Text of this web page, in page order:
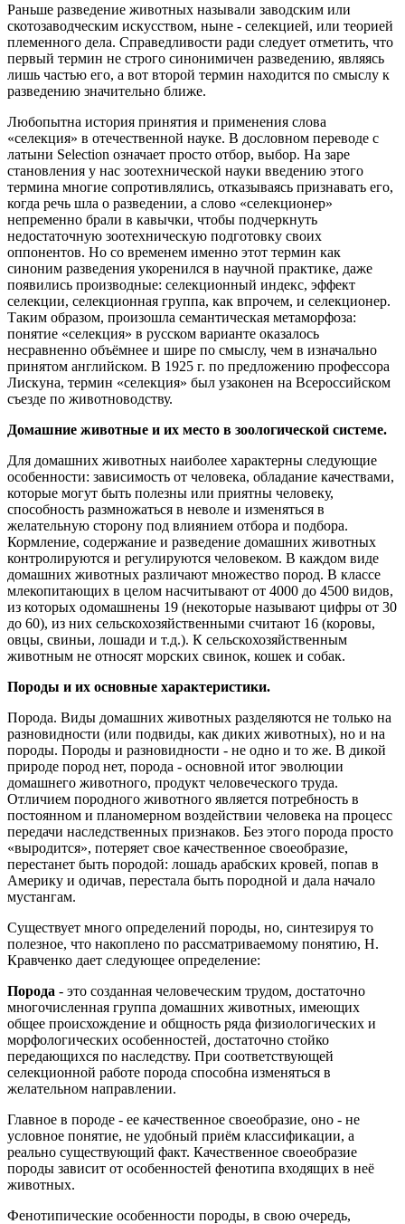
Раньше разведение животных называли заводским или
скотозаводческим искусством, ныне - селекцией, или теорией
племенного дела. Справедливости ради следует отметить, что
первый термин не строго синонимичен разведению, являясь
лишь частью его, а вот второй термин находится по смыслу к
разведению значительно ближе.
Любопытна история принятия и применения слова
«селекция» в отечественной науке. В дословном переводе с
латыни Selection означает просто отбор, выбор. На заре
становления у нас зоотехнической науки введению этого
термина многие сопротивлялись, отказываясь признавать его,
когда речь шла о разведении, а слово «селекционер»
непременно брали в кавычки, чтобы подчеркнуть
недостаточную зоотехническую подготовку своих
оппонентов. Но со временем именно этот термин как
синоним разведения укоренился в научной практике, даже
появились производные: селекционный индекс, эффект
селекции, селекционная группа, как впрочем, и селекционер.
Таким образом, произошла семантическая метаморфоза:
понятие «селекция» в русском варианте оказалось
несравненно объёмнее и шире по смыслу, чем в изначально
принятом английском. В 1925 г. по предложению профессора
Лискуна, термин «селекция» был узаконен на Всероссийском
съезде по животноводству.
Домашние животные и их место в зоологической системе.
Для домашних животных наиболее характерны следующие
особенности: зависимость от человека, обладание качествами,
которые могут быть полезны или приятны человеку,
способность размножаться в неволе и изменяться в
желательную сторону под влиянием отбора и подбора.
Кормление, содержание и разведение домашних животных
контролируются и регулируются человеком. В каждом виде
домашних животных различают множество пород. В классе
млекопитающих в целом насчитывают от 4000 до 4500 видов,
из которых одомашнены 19 (некоторые называют цифры от 30
до 60), из них сельскохозяйственными считают 16 (коровы,
овцы, свиньи, лошади и т.д.). К сельскохозяйственным
животным не относят морских свинок, кошек и собак.
Породы и их основные характеристики.
Порода. Виды домашних животных разделяются не только на
разновидности (или подвиды, как диких животных), но и на
породы. Породы и разновидности - не одно и то же. В дикой
природе пород нет, порода - основной итог эволюции
домашнего животного, продукт человеческого труда.
Отличием породного животного является потребность в
постоянном и планомерном воздействии человека на процесс
передачи наследственных признаков. Без этого порода просто
«выродится», потеряет свое качественное своеобразие,
перестанет быть породой: лошадь арабских кровей, попав в
Америку и одичав, перестала быть породной и дала начало
мустангам.
Существует много определений породы, но, синтезируя то
полезное, что накоплено по рассматриваемому понятию, Н.
Кравченко дает следующее определение:
Порода - это созданная человеческим трудом, достаточно
многочисленная группа домашних животных, имеющих
общее происхождение и общность ряда физиологических и
морфологических особенностей, достаточно стойко
передающихся по наследству. При соответствующей
селекционной работе порода способна изменяться в
желательном направлении.
Главное в породе - ее качественное своеобразие, оно - не
условное понятие, не удобный приём классификации, а
реально существующий факт. Качественное своеобразие
породы зависит от особенностей фенотипа входящих в неё
животных.
Фенотипические особенности породы, в свою очередь,